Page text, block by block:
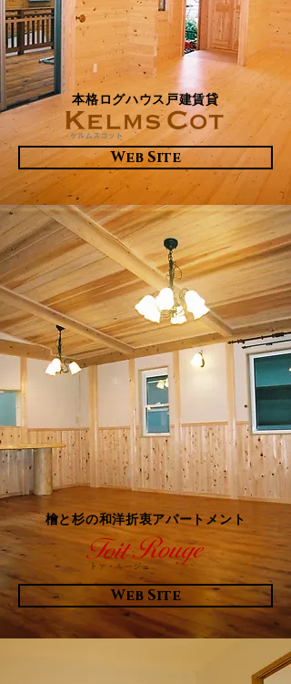
​本格ログハウス戸建賃貸
Web Site
檜と杉の和洋折衷アパートメント
Web Site